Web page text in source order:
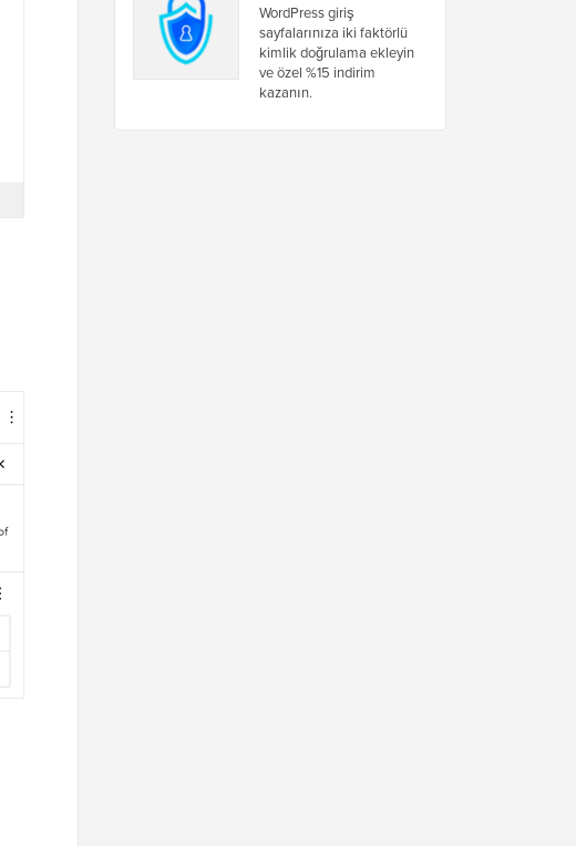
WordPress giriş
sayfalarınıza iki faktörlü
kimlik doğrulama ekleyin
ve özel %15 indirim
kazanın.